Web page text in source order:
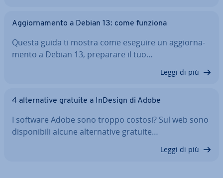
Ag­gior­na­men­to a Debian 13: come funziona
Questa guida ti mostra come eseguire un ag­gior­na­
men­to a Debian 13, preparare il tuo…
Leggi di più
4 al­ter­na­ti­ve gratuite a InDesign di Adobe
I software Adobe sono troppo costosi? Sul web sono
di­spo­ni­bi­li alcune al­ter­na­ti­ve gratuite…
Leggi di più